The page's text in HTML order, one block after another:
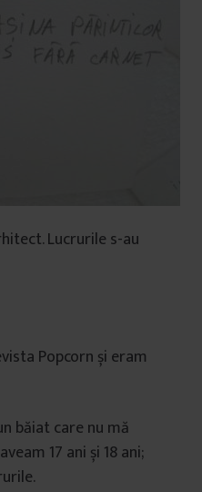
Lucrurile s-au
Popcorn și eram
băiat care nu mă
17 ani și 18 ani;